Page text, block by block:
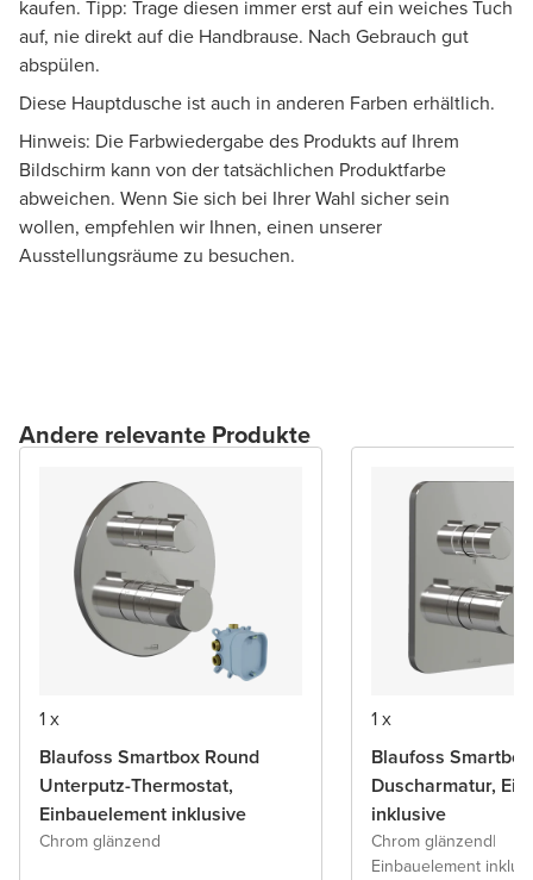
kaufen. Tipp: Trage diesen immer erst auf ein weiches Tuch
auf, nie direkt auf die Handbrause. Nach Gebrauch gut
abspülen.
Diese Hauptdusche ist auch in anderen Farben erhältlich.
Hinweis: Die Farbwiedergabe des Produkts auf Ihrem
Bildschirm kann von der tatsächlichen Produktfarbe
abweichen. Wenn Sie sich bei Ihrer Wahl sicher sein
wollen, empfehlen wir Ihnen, einen unserer
Ausstellungsräume zu besuchen.
Andere relevante Produkte
1 x
Blaufoss Smartbox Round
Unterputz-Thermostat,
Einbauelement inklusive
Chrom glänzend
1 x
Blaufoss
Duscharmatur,
inklusive
Chrom glänzend|
Einbauelement